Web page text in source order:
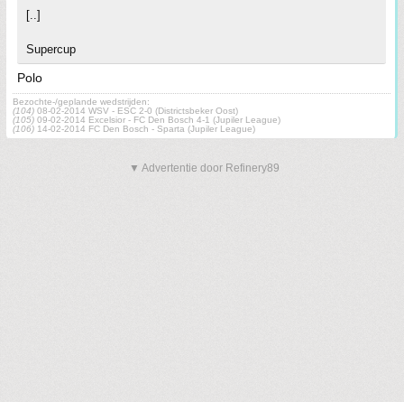
[..]
Supercup
Polo
Bezochte-/geplande wedstrijden:
(104) 08-02-2014 WSV - ESC 2-0 (Districtsbeker Oost)
(105) 09-02-2014 Excelsior - FC Den Bosch 4-1 (Jupiler League)
(106) 14-02-2014 FC Den Bosch - Sparta (Jupiler League)
▼ Advertentie door Refinery89